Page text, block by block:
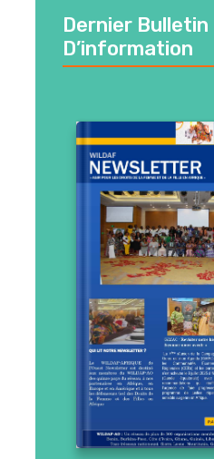
Dernier Bulletin
D’information